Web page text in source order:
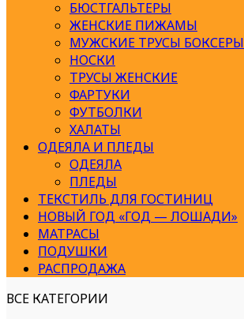
БЮСТГАЛЬТЕРЫ
ЖЕНСКИЕ ПИЖАМЫ
МУЖСКИЕ ТРУСЫ БОКСЕРЫ
НОСКИ
ТРУСЫ ЖЕНСКИЕ
ФАРТУКИ
ФУТБОЛКИ
ХАЛАТЫ
ОДЕЯЛА И ПЛЕДЫ
ОДЕЯЛА
ПЛЕДЫ
ТЕКСТИЛЬ ДЛЯ ГОСТИНИЦ
НОВЫЙ ГОД «ГОД — ЛОШАДИ»
МАТРАСЫ
ПОДУШКИ
РАСПРОДАЖА
ВСЕ КАТЕГОРИИ